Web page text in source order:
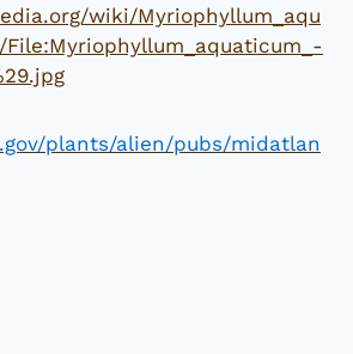
wiki/Myriophyllum_aqu
plants/alien/pubs/midatlan